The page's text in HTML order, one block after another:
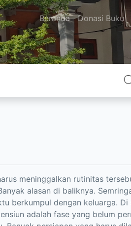
Beranda Donasi Buku
meninggalkan rutinitas
alasan di baliknya.
berkumpul dengan keluarga. Di
adalah fase yang belum